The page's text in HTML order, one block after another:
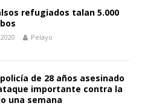
refugiados talan 5.000
Pelayo
de 28 años asesinado
importante contra la
una semana